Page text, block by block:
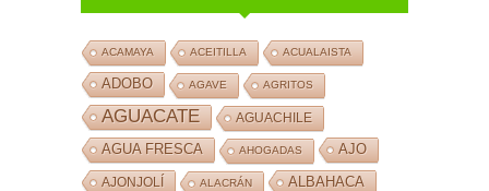
ACAMAYA ACEITILLA ACUALAISTA
ADOBO AGAVE AGRITOS
AGUACATE AGUACHILE
AGUA FRESCA AHOGADAS AJO
AJONJOLÍ ALACRÁN ALBAHACA